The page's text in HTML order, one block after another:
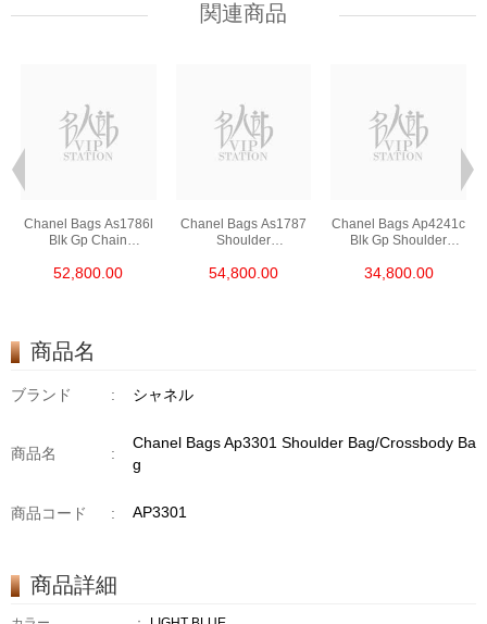
関連商品
Chanel Bags As1786l
Blk Gp Chain
52,800.00
Chanel Bags As1787
Shoulder
54,800.00
Chanel Bags Ap4241c
Blk Gp Shoulder
/Handbag
34,800.00
商品名
ブランド : シャネル
商品名 :
Chanel Bags Ap3301 Shoulder Bag/Crossbody Ba
g
商品コード : AP3301
商品詳細